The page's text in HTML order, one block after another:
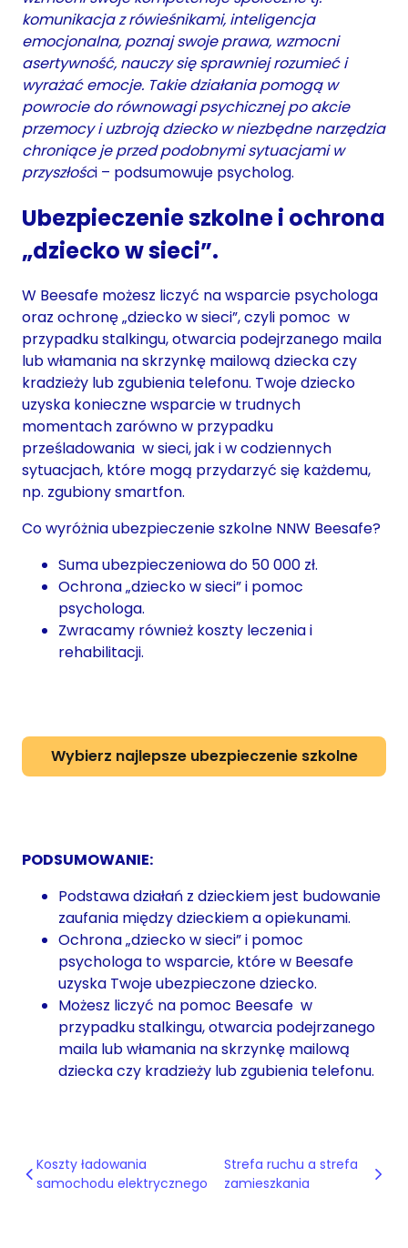
komunikacja z rówieśnikami, inteligencja
emocjonalna, poznaj swoje prawa, wzmocni
asertywność, nauczy się sprawniej rozumieć i
wyrażać emocje. Takie działania pomogą w
powrocie do równowagi psychicznej po akcie
przemocy i uzbroją dziecko w niezbędne narzędzia
chroniące je przed podobnymi sytuacjami w
przyszłości – podsumowuje psycholog.
Ubezpieczenie szkolne i ochrona
„dziecko w sieci”.
W Beesafe możesz liczyć na wsparcie psychologa
oraz ochronę „dziecko w sieci”, czyli pomoc w
przypadku stalkingu, otwarcia podejrzanego maila
lub włamania na skrzynkę mailową dziecka czy
kradzieży lub zgubienia telefonu. Twoje dziecko
uzyska konieczne wsparcie w trudnych
momentach zarówno w przypadku
prześladowania w sieci, jak i w codziennych
sytuacjach, które mogą przydarzyć się każdemu,
np. zgubiony smartfon.
Co wyróżnia ubezpieczenie szkolne NNW Beesafe?
Suma ubezpieczeniowa do 50 000 zł.
Ochrona „dziecko w sieci” i pomoc
psychologa.
Zwracamy również koszty leczenia i
rehabilitacji.
Wybierz najlepsze ubezpieczenie szkolne
PODSUMOWANIE:
Podstawa działań z dzieckiem jest budowanie
zaufania między dzieckiem a opiekunami.
Ochrona „dziecko w sieci” i pomoc
psychologa to wsparcie, które w Beesafe
uzyska Twoje ubezpieczone dziecko.
Możesz liczyć na pomoc Beesafe w
przypadku stalkingu, otwarcia podejrzanego
maila lub włamania na skrzynkę mailową
dziecka czy kradzieży lub zgubienia telefonu.
Koszty ładowania
samochodu elektrycznego
Strefa ruchu a strefa
zamieszkania